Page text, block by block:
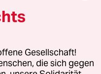
der
die Frage
für die
im
Gesellschaft!
die sich gegen